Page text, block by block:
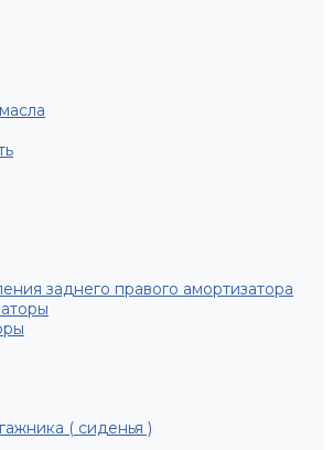
заднего правого амортизатора
( сиденья )